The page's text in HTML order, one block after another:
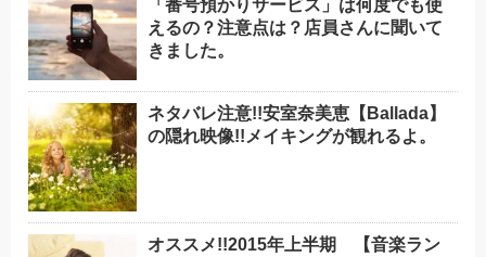
「番号預かりサービス」は何度でも使
えるの？注意点は？店員さんに聞いて
きました。
ネタバレ注意!!安室奈美恵【Ballada】
の隠れ映像!!メイキングが観れるよ。
オススメ!!2015年上半期 【音楽ラン